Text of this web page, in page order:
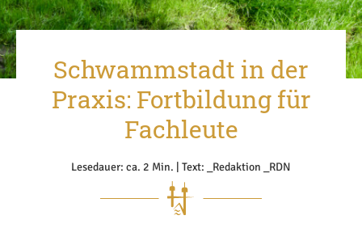
Schwammstadt in der
Praxis: Fortbildung für
Fachleute
Lesedauer: ca. 2 Min. | Text: _Redaktion _RDN